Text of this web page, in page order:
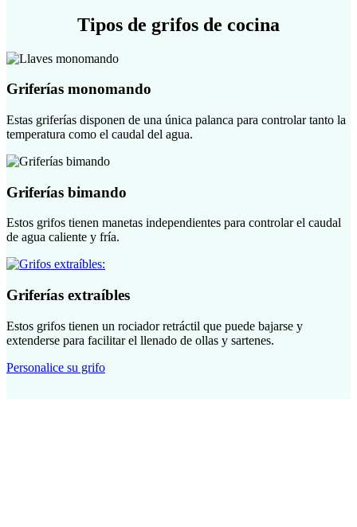
Tipos de grifos de cocina
Griferías monomando
Estas griferías disponen de una única palanca para controlar tanto la
temperatura como el caudal del agua.
Griferías bimando
Estos grifos tienen manetas independientes para controlar el caudal
de agua caliente y fría.
Griferías extraíbles
Estos grifos tienen un rociador retráctil que puede bajarse y
extenderse para facilitar el llenado de ollas y sartenes.
Personalice su grifo